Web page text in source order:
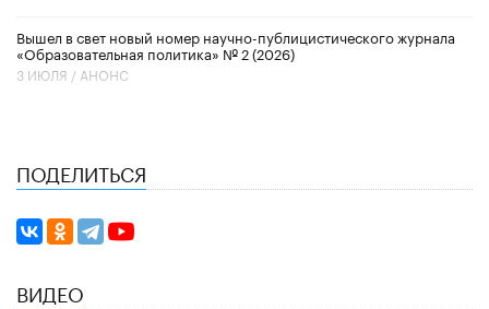
Вышел в свет новый номер научно-публицистического журнала
«Образовательная политика» № 2 (2026)
3 ИЮЛЯ / АНОНС
ПОДЕЛИТЬСЯ
ВИДЕО